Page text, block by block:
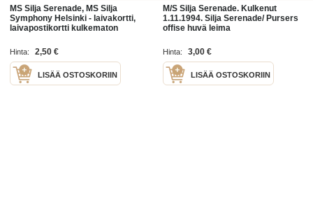
MS Silja Serenade, MS Silja
Symphony Helsinki - laivakortti,
laivapostikortti kulkematon
Hinta: 2,50 €
LISÄÄ OSTOSKORIIN
M/S Silja Serenade. Kulkenut
1.11.1994. Silja Serenade/ Pursers
offise huvä leima
Hinta: 3,00 €
LISÄÄ OSTOSKORIIN